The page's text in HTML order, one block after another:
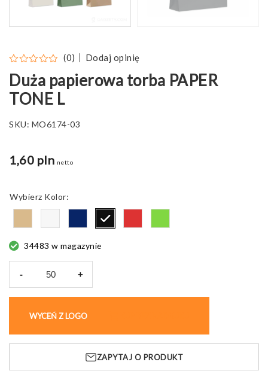
(0) Dodaj opinię
Duża papierowa torba PAPER
TONE L
SKU: MO6174-03
1,60 pln netto
Kolor
34483 w magazynie
-
torba
PAPER
TONE
+
WYCEŃ Z LOGO
ZAPYTAJ O PRODUKT